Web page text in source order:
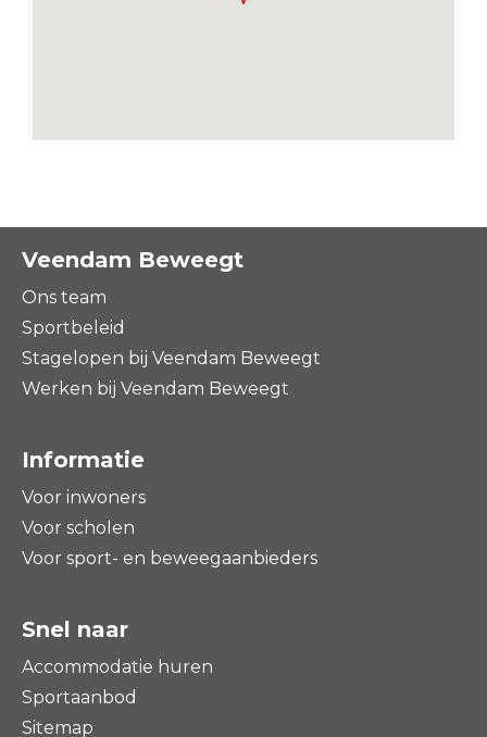
Veendam Beweegt
Ons team
Sportbeleid
Stagelopen bij Veendam Beweegt
Werken bij Veendam Beweegt
Informatie
Voor inwoners
Voor scholen
Voor sport- en beweegaanbieders
Snel naar
Accommodatie huren
Sportaanbod
Sitemap